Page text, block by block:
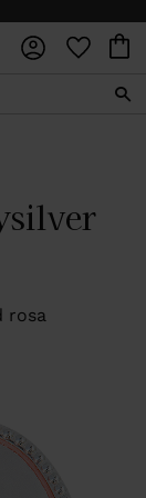
rosa